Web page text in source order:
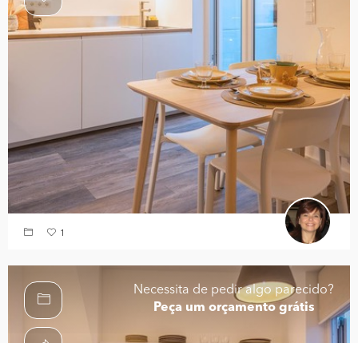
1
Necessita de pedir algo parecido?
Peça um orçamento grátis